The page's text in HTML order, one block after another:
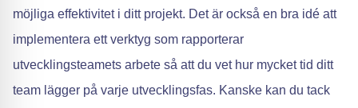
möjliga effektivitet i ditt projekt. Det är också en bra idé att
implementera ett verktyg som rapporterar
utvecklingsteamets arbete så att du vet hur mycket tid ditt
team lägger på varje utvecklingsfas. Kanske kan du tack